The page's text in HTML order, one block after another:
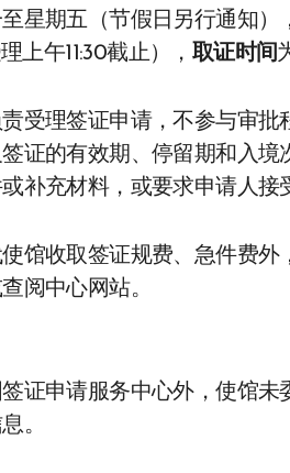
星期五（节假日另行通知）
上午11:30截止）， 取证时间
受理签证申请，不参与审
证的有效期、停留期和入
补充材料，或要求申请人接
馆收取签证规费、急件费
阅中心网站。
证申请服务中心外，使馆
。